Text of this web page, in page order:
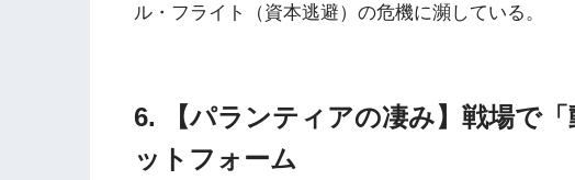
ル・フライト（資本逃避）の危機に瀕している。
6. 【パランティアの凄み】戦場で
ットフォーム